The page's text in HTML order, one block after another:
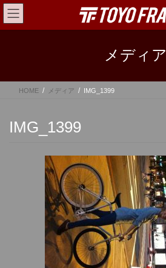
コ
ン
テ
ス
ナ
ビ
ゲ
ン
メディア
HOME メディア IMG_1399
IMG_1399